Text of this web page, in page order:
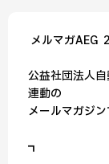
━ メルマガAEG
公益社団法人
連動の
メールマガジン
┏───────────────────────────────┓